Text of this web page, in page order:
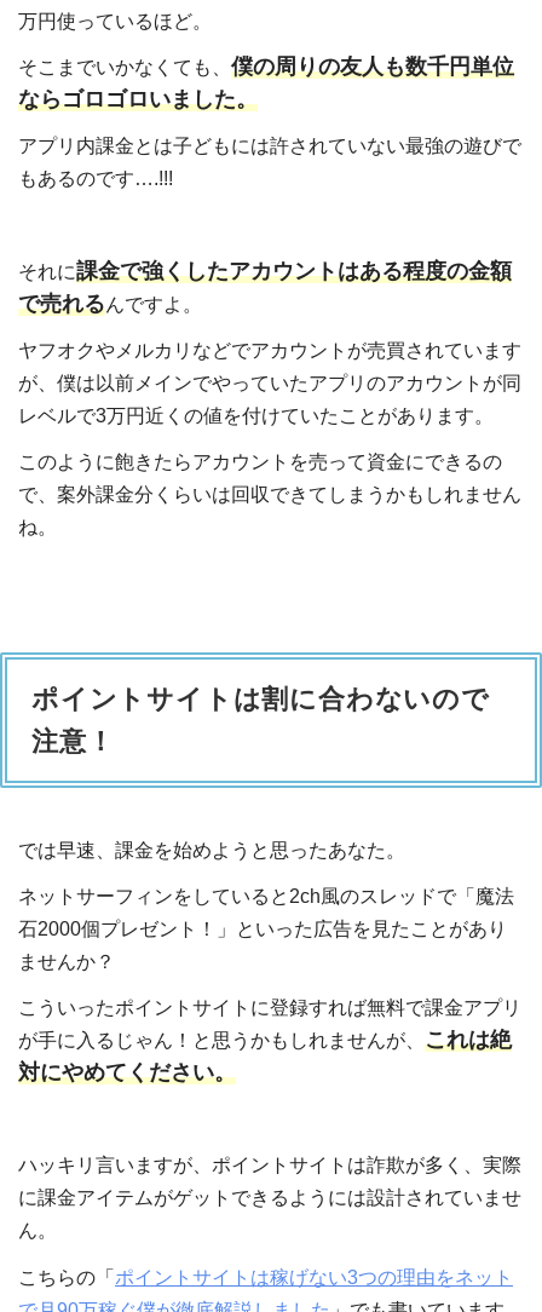
万円使っているほど。
そこまでいかなくても、 僕の周りの友人も数千円単位
ならゴロゴロいました。
アプリ内課金とは子どもには許されていない最強の遊びで
もあるのです….!!!
それに課金で強くしたアカウントはある程度の金額
で売れるんですよ。
ヤフオクやメルカリなどでアカウントが売買されています
が、僕は以前メインでやっていたアプリのアカウントが同
レベルで3万円近くの値を付けていたことがあります。
このように飽きたらアカウントを売って資金にできるの
で、案外課金分くらいは回収できてしまうかもしれません
ね。
ポイントサイトは割に合わないので
注意！
では早速、課金を始めようと思ったあなた。
ネットサーフィンをしていると2ch風のスレッドで「魔法
石2000個プレゼント！」といった広告を見たことがあり
ませんか？
こういったポイントサイトに登録すれば無料で課金アプリ
が手に入るじゃん！と思うかもしれませんが、 これは絶
対にやめてください。
ハッキリ言いますが、ポイントサイトは詐欺が多く、実際
に課金アイテムがゲットできるようには設計されていませ
ん。
こちらの「 ポイントサイトは稼げない3つの理由をネット